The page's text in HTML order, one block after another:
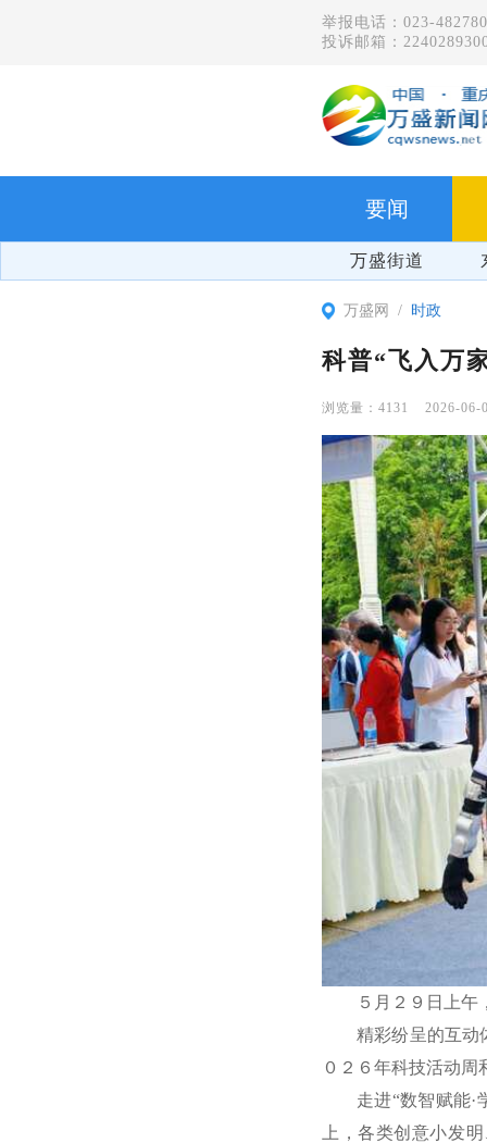
举报电话：023-
投诉邮箱：
要闻
万盛街道
万盛网 时政
科普“飞入万
4131 2026-06-
５月２９日上午
精彩纷呈的互动
０２６年科技活动
走进“数智赋能
上，各类创意小发